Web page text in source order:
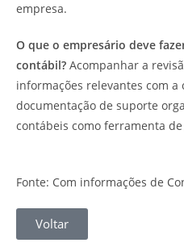
empresa.
O que o empresário deve
contábil? Acompanhar a
informações relevantes com
documentação de suporte
contábeis como ferramenta de
Fonte: Com informações de
Voltar